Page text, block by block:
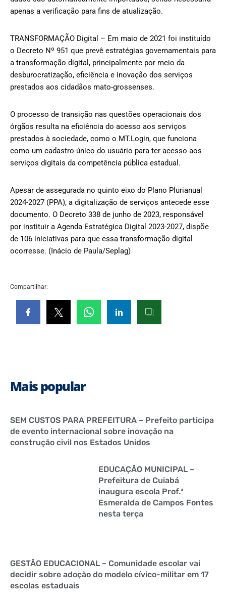
apenas a verificação para fins de atualização.
TRANSFORMAÇÃO Digital – Em maio de 2021 foi instituído
o Decreto Nº 951 que prevê estratégias governamentais para
a transformação digital, principalmente por meio da
desburocratização, eficiência e inovação dos serviços
prestados aos cidadãos mato-grossenses.
O processo de transição nas questões operacionais dos
órgãos resulta na eficiência do acesso aos serviços
prestados à sociedade, como o MT.Login, que funciona
como um cadastro único do usuário para ter acesso aos
serviços digitais da competência pública estadual.
Apesar de assegurada no quinto eixo do Plano Plurianual
2024-2027 (PPA), a digitalização de serviços antecede esse
documento. O Decreto 338 de junho de 2023, responsável
por instituir a Agenda Estratégica Digital 2023-2027, dispõe
de 106 iniciativas para que essa transformação digital
ocorresse. (Inácio de Paula/Seplag)
Compartilhar:
Mais popular
SEM CUSTOS PARA PREFEITURA – Prefeito participa
de evento internacional sobre inovação na
construção civil nos Estados Unidos
EDUCAÇÃO MUNICIPAL –
Prefeitura de Cuiabá
inaugura escola Prof.ª
Esmeralda de Campos Fontes
nesta terça
GESTÃO EDUCACIONAL – Comunidade escolar vai
decidir sobre adoção do modelo cívico-militar em 17
escolas estaduais